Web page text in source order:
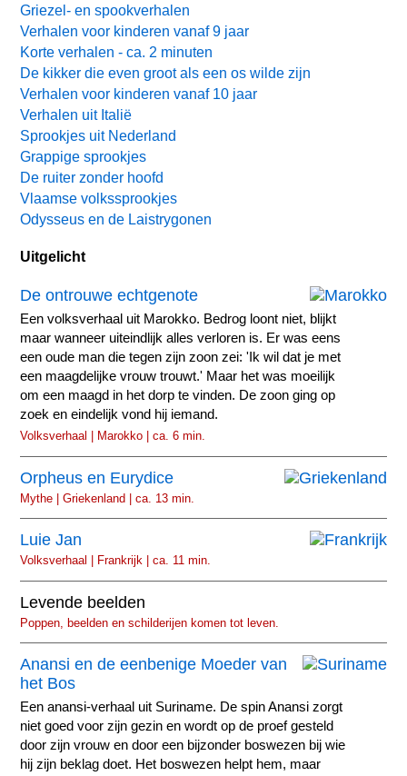
Griezel- en spookverhalen
Verhalen voor kinderen vanaf 9 jaar
Korte verhalen - ca. 2 minuten
De kikker die even groot als een os wilde zijn
Verhalen voor kinderen vanaf 10 jaar
Verhalen uit Italië
Sprookjes uit Nederland
Grappige sprookjes
De ruiter zonder hoofd
Vlaamse volkssprookjes
Odysseus en de Laistrygonen
Uitgelicht
De ontrouwe echtgenote
Een volksverhaal uit Marokko. Bedrog loont niet, blijkt
maar wanneer uiteindlijk alles verloren is. Er was eens
een oude man die tegen zijn zoon zei: 'Ik wil dat je met
een maagdelijke vrouw trouwt.' Maar het was moeilijk
om een maagd in het dorp te vinden. De zoon ging op
zoek en eindelijk vond hij iemand.
Volksverhaal | Marokko | ca. 6 min.
Orpheus en Eurydice
Mythe | Griekenland | ca. 13 min.
Luie Jan
Volksverhaal | Frankrijk | ca. 11 min.
Levende beelden
Poppen, beelden en schilderijen komen tot leven.
Anansi en de eenbenige Moeder van
het Bos
Een anansi-verhaal uit Suriname. De spin Anansi zorgt
niet goed voor zijn gezin en wordt op de proef gesteld
door zijn vrouw en door een bijzonder boswezen bij wie
hij zijn beklag doet. Het boswezen helpt hem, maar